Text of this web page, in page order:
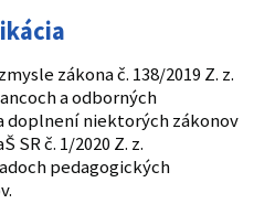
zákona č. 138/2019 Z. z.
a odborných
doplnení niektorých zákonov
SR č. 1/2020 Z. z.
pedagogických